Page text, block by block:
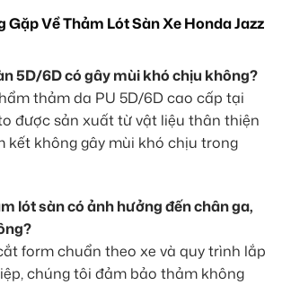
Gặp Về Thảm Lót Sàn Xe Honda Jazz
5D/6D có gây mùi khó chịu không?
thảm da PU 5D/6D cao cấp tại
được sản xuất từ vật liệu thân thiện
kết không gây mùi khó chịu trong
lót sàn có ảnh hưởng đến chân ga,
form chuẩn theo xe và quy trình lắp
chúng tôi đảm bảo thảm không